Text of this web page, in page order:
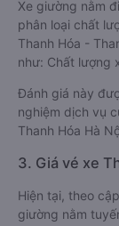
Xe giường nằm
phân loại chất
Thanh Hóa -
như: Chất lượng
Đánh giá này
nghiệm dịch vụ
Thanh Hóa Hà
3. Giá vé xe
Hiện tại, theo
giường nằm